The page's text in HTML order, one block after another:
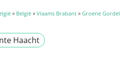
» België » Vlaams Brabant » Groene Gordel
Haacht